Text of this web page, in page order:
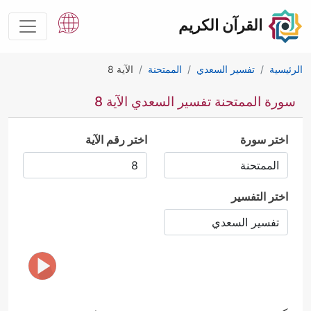
القرآن الكريم
الرئيسية تفسير السعدي الممتحنة الآية 8
سورة الممتحنة تفسير السعدي الآية 8
اختر سورة اختر رقم الآية
اختر التفسير